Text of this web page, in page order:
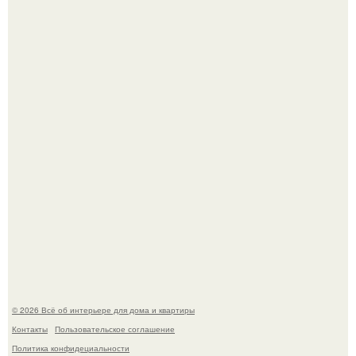
© 2026 Всё об интерьере для дома и квартиры
Контакты
Пользовательское соглашение
Политика конфидециальности